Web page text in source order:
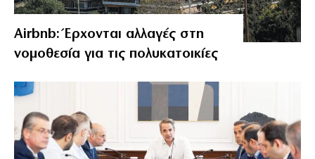
Airbnb: Έρχονται αλλαγές στη
νομοθεσία για τις πολυκατοικίες